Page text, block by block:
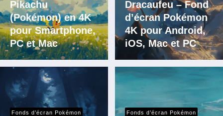
Pikachu
(Pokémon) en 4K
pour Smartphone,
PC et Mac
Dracaufeu – Fond
d’écran Pokémon
4K pour Android,
iOS, Mac et PC
Fonds d’écran Pokémon Fonds d’écran Pokémon